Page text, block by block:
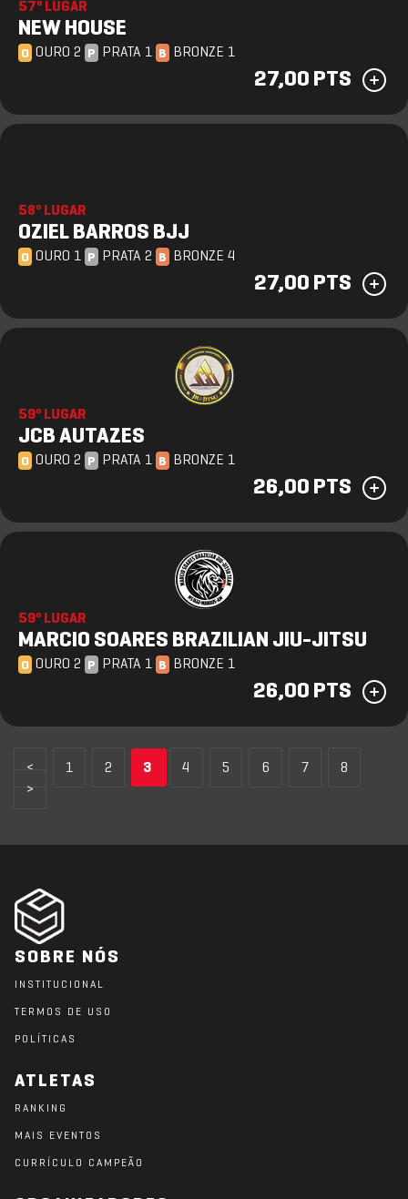
57º LUGAR
NEW HOUSE
O OURO 2 P PRATA 1 B BRONZE 1
27,00 PTS
58º LUGAR
OZIEL BARROS BJJ
O OURO 1 P PRATA 2 B BRONZE 4
27,00 PTS
59º LUGAR
JCB AUTAZES
O OURO 2 P PRATA 1 B BRONZE 1
26,00 PTS
59º LUGAR
MARCIO SOARES BRAZILIAN JIU-JITSU
O OURO 2 P PRATA 1 B BRONZE 1
26,00 PTS
< 1 2 3 4 5 6 7
8
>
SOBRE NÓS
INSTITUCIONAL
TERMOS DE USO
POLÍTICAS
ATLETAS
RANKING
MAIS EVENTOS
CURRÍCULO CAMPEÃO